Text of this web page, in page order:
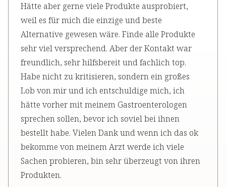
Hätte aber gerne viele Produkte ausprobiert,
weil es für mich die einzige und beste
Alternative gewesen wäre. Finde alle Produkte
sehr viel versprechend. Aber der Kontakt war
freundlich, sehr hilfsbereit und fachlich top.
Habe nicht zu kritisieren, sondern ein großes
Lob von mir und ich entschuldige mich, ich
hätte vorher mit meinem Gastroenterologen
sprechen sollen, bevor ich soviel bei ihnen
bestellt habe. Vielen Dank und wenn ich das ok
bekomme von meinem Arzt werde ich viele
Sachen probieren, bin sehr überzeugt von ihren
Produkten.